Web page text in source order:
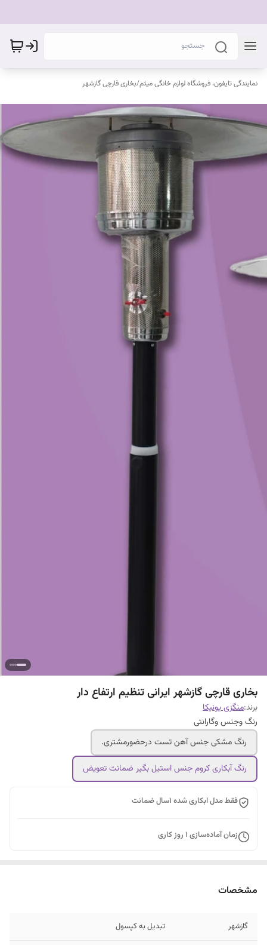
نمایندگی تایفون، فروشگاه لوازم خانگی میثم/بخاری قارچی گازشهر
بخاری قارچی گازشهر ایرانی تنظیم ارتفاع دار
برند:منگزی یونیکا
رنگ وجنس وگارانتی
رنگ مشکی جنس آهن تست درحضورمشتری.
رنگ آبکاری کروم جنس استیل بگیر ضمانت تعویض
فقط مدل ابکاری شده ۱سال ضمانت
زمان آماده‌سازی 1 روز کاری
مشخصات
گازشهر تبدیل به کپسول